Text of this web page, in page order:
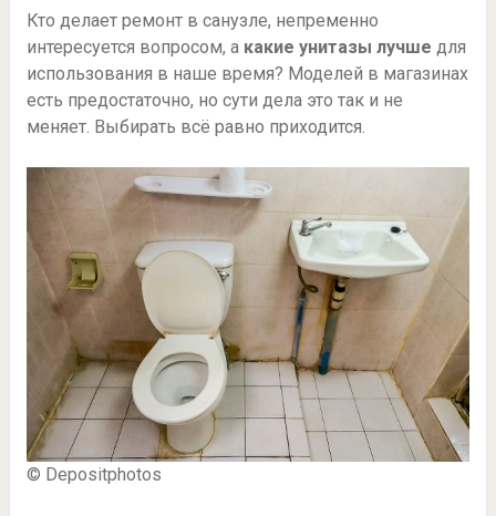
Кто делает ремонт в санузле, непременно
интересуется вопросом, а какие унитазы лучше для
использования в наше время? Моделей в магазинах
есть предостаточно, но сути дела это так и не
меняет. Выбирать всё равно приходится.
© Depositphotos